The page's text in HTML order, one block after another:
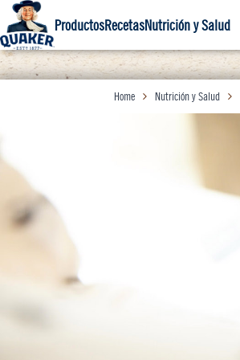
ProductosRecetasNutrición y Salud
Home Nutrición y Salud